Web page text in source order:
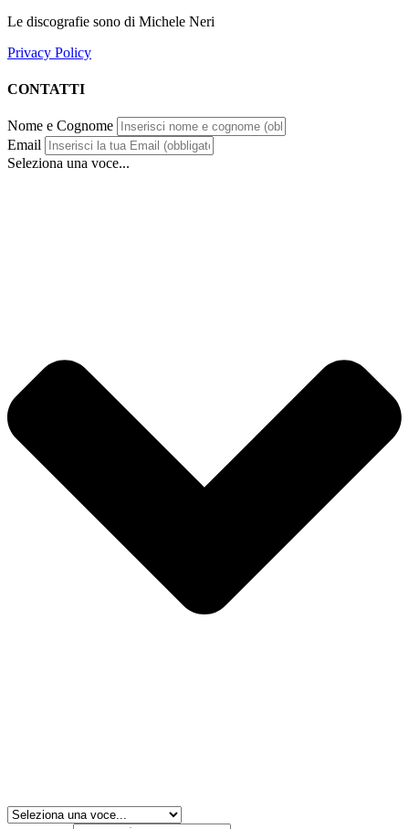
Le discografie sono di Michele Neri
Privacy Policy
CONTATTI
Nome e Cognome
Email
Seleziona una voce...